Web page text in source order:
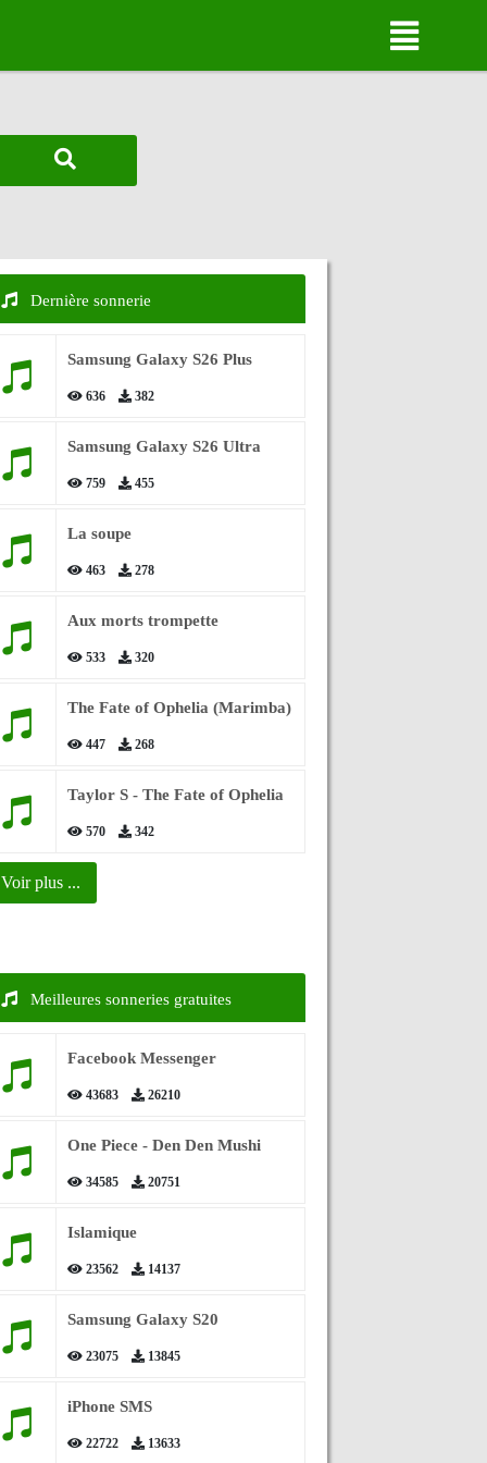
Dernière sonnerie
Samsung Galaxy S26 Plus
636 382
Samsung Galaxy S26 Ultra
759 455
La soupe
463 278
Aux morts trompette
533 320
The Fate of Ophelia (Marimba)
447 268
Taylor S - The Fate of Ophelia
570 342
Voir plus ...
Meilleures sonneries gratuites
Facebook Messenger
43683 26210
One Piece - Den Den Mushi
34585 20751
Islamique
23562 14137
Samsung Galaxy S20
23075 13845
iPhone SMS
22722 13633